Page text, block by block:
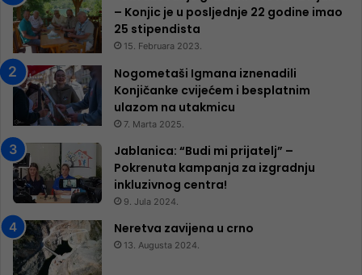
– Konjic je u posljednje 22 godine imao
25 ​​stipendista
15. Februara 2023.
Nogometaši Igmana iznenadili
Konjičanke cvijećem i besplatnim
ulazom na utakmicu
7. Marta 2025.
Jablanica: “Budi mi prijatelj” –
Pokrenuta kampanja za izgradnju
inkluzivnog centra!
9. Jula 2024.
Neretva zavijena u crno
13. Augusta 2024.